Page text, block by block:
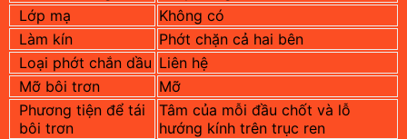
Lớp mạ
Không có
Làm kín
Phớt chặn cả hai bên
Loại phớt chắn dầu Liên hệ
Mỡ bôi trơn
Mỡ
Phương tiện để tái
bôi trơn
Tâm của mỗi đầu chốt và lỗ
hướng kính trên trục ren